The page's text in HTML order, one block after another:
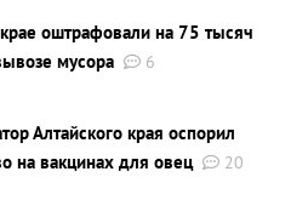
оштрафовали на 75 тысяч
мусора
6
Алтайского края оспорил
на вакцинах для овец
20